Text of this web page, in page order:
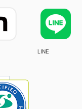
LINE